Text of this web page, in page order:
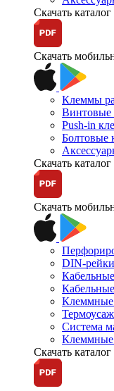
Скачать каталог
Скачать
Клеммы
Push-in
Болтовые
Скачать каталог
Скачать
DIN-
Клеммные
Система
Клеммные
Скачать каталог